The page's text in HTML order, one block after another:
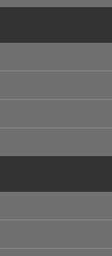
場合がありま
ます。